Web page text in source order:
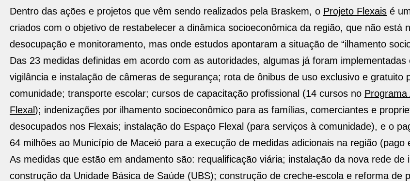
Dentro das ações e projetos que vêm sendo realizados pela Braskem, o Projeto Flexais é
criados com o objetivo de restabelecer a dinâmica socioeconômica da região, que não está
desocupação e monitoramento, mas onde estudos apontaram a situação de “ilhamento
Das 23 medidas definidas em acordo com as autoridades, algumas já foram implementadas
vigilância e instalação de câmeras de segurança; rota de ônibus de uso exclusivo e gratuito
comunidade; transporte escolar; cursos de capacitação profissional (14 cursos no Programa
Flexal); indenizações por ilhamento socioeconômico para as famílias, comerciantes e
desocupados nos Flexais; instalação do Espaço Flexal (para serviços à comunidade), e o
64 milhões ao Município de Maceió para a execução de medidas adicionais na região (pago
As medidas que estão em andamento são: requalificação viária; instalação da nova rede de
construção da Unidade Básica de Saúde (UBS); construção de creche-escola e reforma de